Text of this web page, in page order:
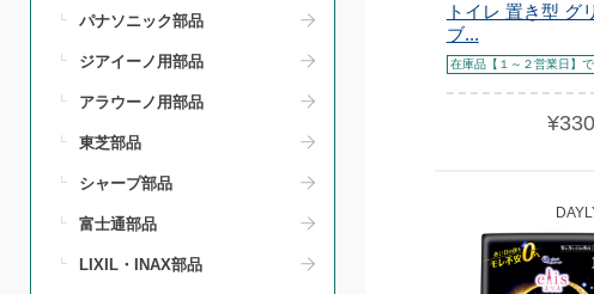
パナソニック部品
ジアイーノ用部品
アラウーノ用部品
東芝部品
シャープ部品
富士通部品
LIXIL・INAX部品
トイレ 置き型 グ
ブ...
在庫品【１～２営業日】
¥330